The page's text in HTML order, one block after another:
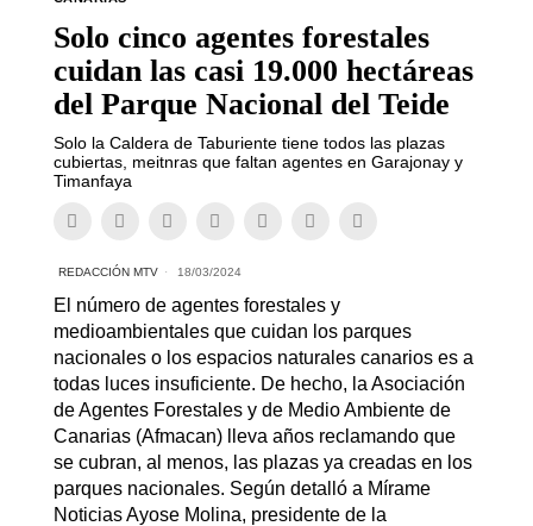
Solo cinco agentes forestales
cuidan las casi 19.000 hectáreas
del Parque Nacional del Teide
Solo la Caldera de Taburiente tiene todos las plazas
cubiertas, meitnras que faltan agentes en Garajonay y
Timanfaya
REDACCIÓN MTV 18/03/2024
El número de agentes forestales y
medioambientales que cuidan los parques
nacionales o los espacios naturales canarios es a
todas luces insuficiente. De hecho, la Asociación
de Agentes Forestales y de Medio Ambiente de
Canarias (Afmacan) lleva años reclamando que
se cubran, al menos, las plazas ya creadas en los
parques nacionales. Según detalló a Mírame
Noticias Ayose Molina, presidente de la